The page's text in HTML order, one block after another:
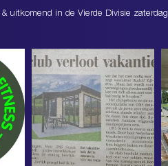
uitkomend in de Vierde Divisie zaterdag